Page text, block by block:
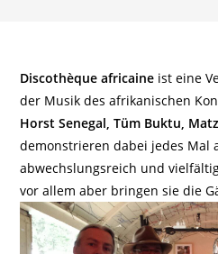
Discothèque africaine ist eine
der Musik des afrikanischen
Horst Senegal, Tüm Buktu,
demonstrieren dabei jedes Mal
abwechslungsreich und
vor allem aber bringen sie die